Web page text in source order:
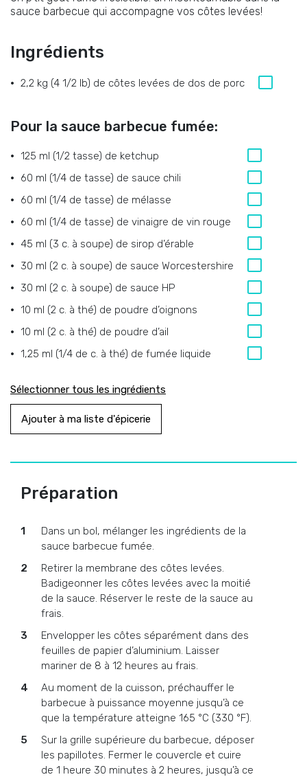
sauce barbecue qui accompagne vos côtes levées!
Ingrédients
2,2 kg (4 1/2 lb) de côtes levées de dos de porc
Pour la sauce barbecue fumée:
125 ml (1/2 tasse) de ketchup
60 ml (1/4 de tasse) de sauce chili
60 ml (1/4 de tasse) de mélasse
60 ml (1/4 de tasse) de vinaigre de vin rouge
45 ml (3 c. à soupe) de sirop d’érable
30 ml (2 c. à soupe) de sauce Worcestershire
30 ml (2 c. à soupe) de sauce HP
10 ml (2 c. à thé) de poudre d’oignons
10 ml (2 c. à thé) de poudre d’ail
1,25 ml (1/4 de c. à thé) de fumée liquide
Sélectionner tous les ingrédients
Ajouter à ma liste d'épicerie
Préparation
Dans un bol, mélanger les ingrédients de la
sauce barbecue fumée.
Retirer la membrane des côtes levées.
Badigeonner les côtes levées avec la moitié
de la sauce. Réserver le reste de la sauce au
frais.
Envelopper les côtes séparément dans des
feuilles de papier d’aluminium. Laisser
mariner de 8 à 12 heures au frais.
Au moment de la cuisson, préchauffer le
barbecue à puissance moyenne jusqu’à ce
que la température atteigne 165 °C (330 °F).
Sur la grille supérieure du barbecue, déposer
les papillotes. Fermer le couvercle et cuire
de 1 heure 30 minutes à 2 heures, jusqu’à ce